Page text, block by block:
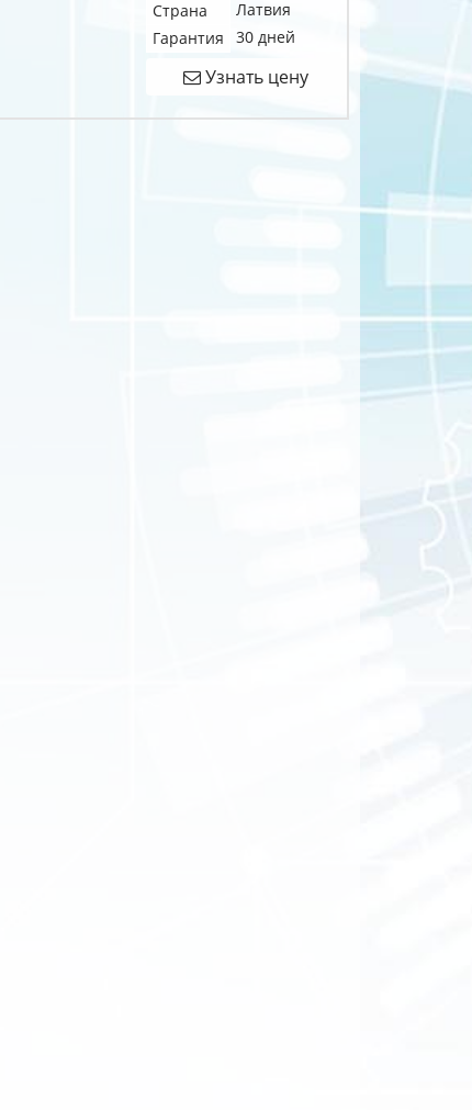
Страна
Латвия
Гарантия
30 дней
Узнать цену